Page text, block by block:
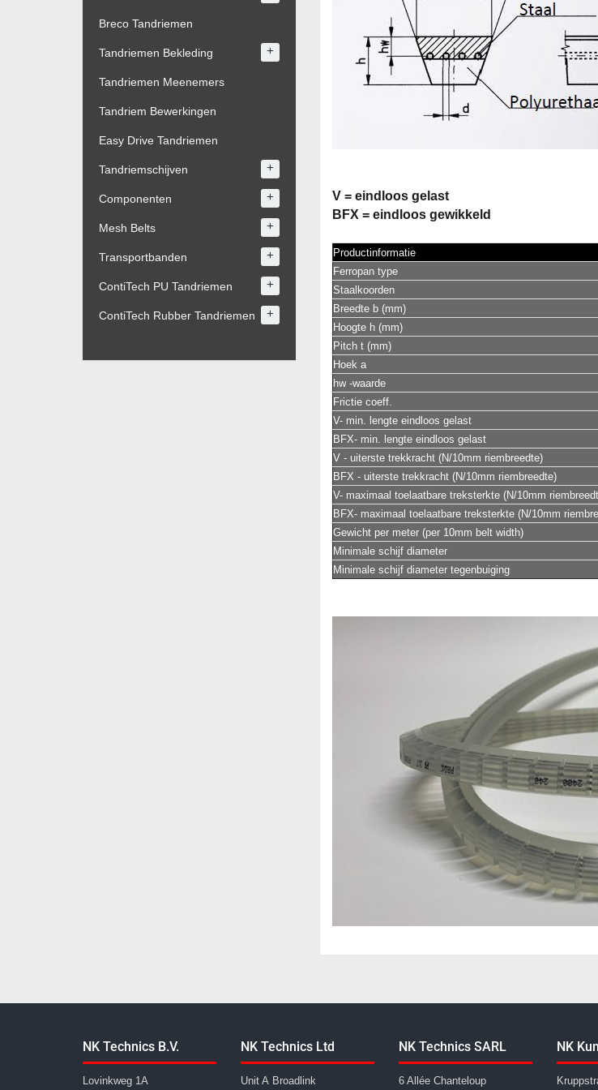
V = eindloos gelast
BFX = eindloos gewikkeld
Productinformatie
Ferropan type
Staalkoorden
Breedte b (mm)
Hoogte h (mm)
Pitch t (mm)
Hoek a
hw -waarde
Frictie coeff.
V- min. lengte eindloos gelast
BFX- min. lengte eindloos gelast
V - uiterste trekkracht (N/10mm riembreedte)
BFX - uiterste trekkracht (N/10mm riembreedte)
V- maximaal toelaatbare treksterkte (N/10mm
BFX- maximaal toelaatbare treksterkte (N/10mm
Gewicht per meter (per 10mm belt width)
Minimale schijf diameter
Minimale schijf diameter tegenbuiging
Breco Tandriemen
Tandriemen Bekleding +
Tandriemen Meenemers
Tandriem Bewerkingen
Easy Drive Tandriemen
Tandriemschijven +
Componenten +
Mesh Belts +
Transportbanden +
ContiTech PU Tandriemen +
ContiTech Rubber Tandriemen +
NK Technics B.V.
Lovinkweg 1A
NK Technics Ltd
Unit A Broadlink
NK Technics SARL
6 Allée Chanteloup
NK